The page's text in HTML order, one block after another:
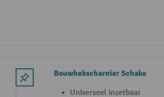
Bouwhekscharnier Schake
Universeel inzetbaar